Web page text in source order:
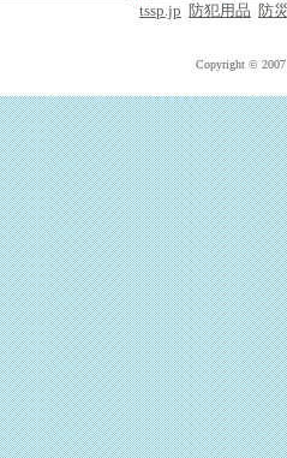
tssp.jp
防犯用品 防
Copyright © 2007